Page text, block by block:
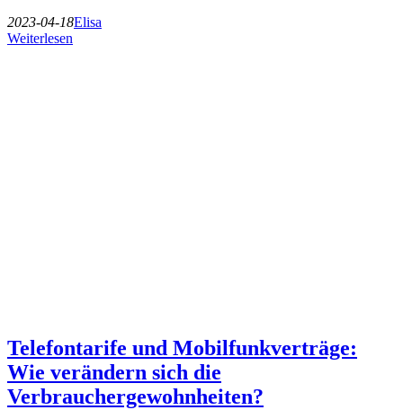
2023-04-18Elisa
Weiterlesen
Telefontarife und Mobilfunkverträge:
Wie verändern sich die
Verbrauchergewohnheiten?